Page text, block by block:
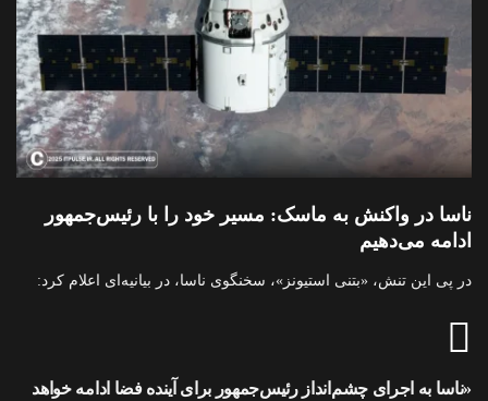
ناسا در واکنش به ماسک: مسیر خود را با رئیس‌جمهور
ادامه می‌دهیم
در پی این تنش، «بتنی استیونز»، سخنگوی ناسا، در بیانیه‌ای اعلام کرد:
«ناسا به اجرای چشم‌انداز رئیس‌جمهور برای آینده فضا ادامه خواهد